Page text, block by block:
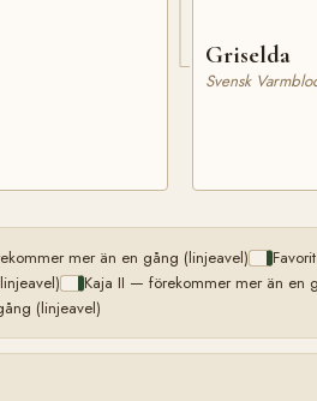
Griselda
Svensk
mer än en gång (linjeavel)
Kaja II — förekommer mer än en
(linjeavel)